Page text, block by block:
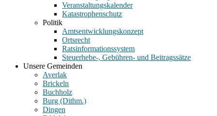
Veranstaltungskalender
Katastrophenschutz
Politik
Amtsentwicklungskonzept
Ortsrecht
Ratsinformationssystem
Steuerhebe-, Gebühren- und Beitragssätze
Unsere Gemeinden
Averlak
Brickeln
Buchholz
Burg (Dithm.)
Dingen